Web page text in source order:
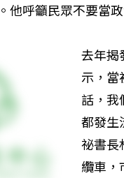
他呼籲民眾不要當
去年揭
示，當
話，我
都發生
祕書長
纜車，